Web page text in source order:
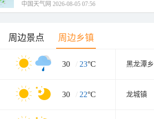
中国天气网 2026-08-05 07:56
周边景点 周边乡镇
30 / 23°C 黑龙潭乡
30 / 22°C 龙城镇